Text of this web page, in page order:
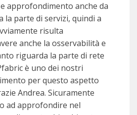
approfondimento anche da
la parte di servizi, quindi a
risulta
anche la osservabilità e
riguarda la parte di rete
è uno dei nostri
per questo aspetto
Andrea. Sicuramente
ad approfondire nel